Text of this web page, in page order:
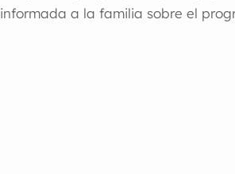
informada a la familia sobre el